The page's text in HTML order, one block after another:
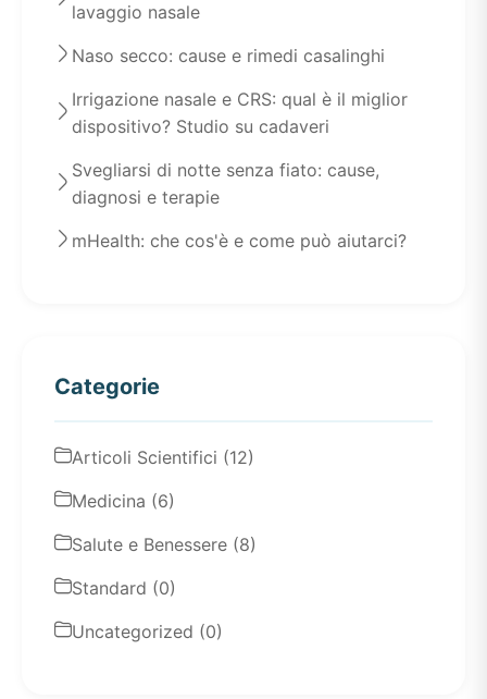
lavaggio nasale
Naso secco: cause e rimedi casalinghi
Irrigazione nasale e CRS: qual è il miglior
dispositivo? Studio su cadaveri
Svegliarsi di notte senza fiato: cause,
diagnosi e terapie
mHealth: che cos'è e come può aiutarci?
Categorie
Articoli Scientifici (12)
Medicina (6)
Salute e Benessere (8)
Standard (0)
Uncategorized (0)